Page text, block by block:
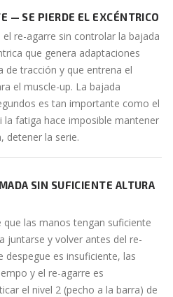
— SE PIERDE EL EXCÉNTRICO
re-agarre sin controlar la bajada
que genera adaptaciones
de tracción y que entrena el
el muscle-up. La bajada
es tan importante como el
la fatiga hace imposible mantener
detener la serie.
SIN SUFICIENTE ALTURA
que las manos tengan suficiente
juntarse y volver antes del re-
despegue es insuficiente, las
y el re-agarre es
el nivel 2 (pecho a la barra) de